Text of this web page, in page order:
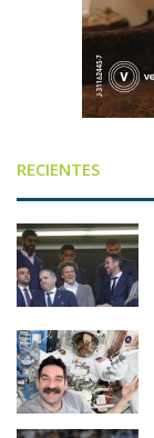
RECIENTES